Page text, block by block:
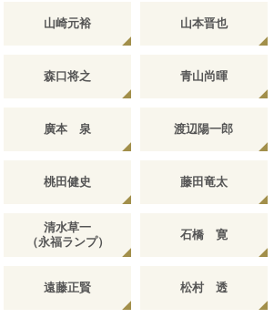
山崎元裕 山本晋也
森口将之 青山尚暉
廣本 泉 渡辺陽一郎
桃田健史 藤田竜太
清水草一
（永福ランプ）
石橋 寛
遠藤正賢 松村 透